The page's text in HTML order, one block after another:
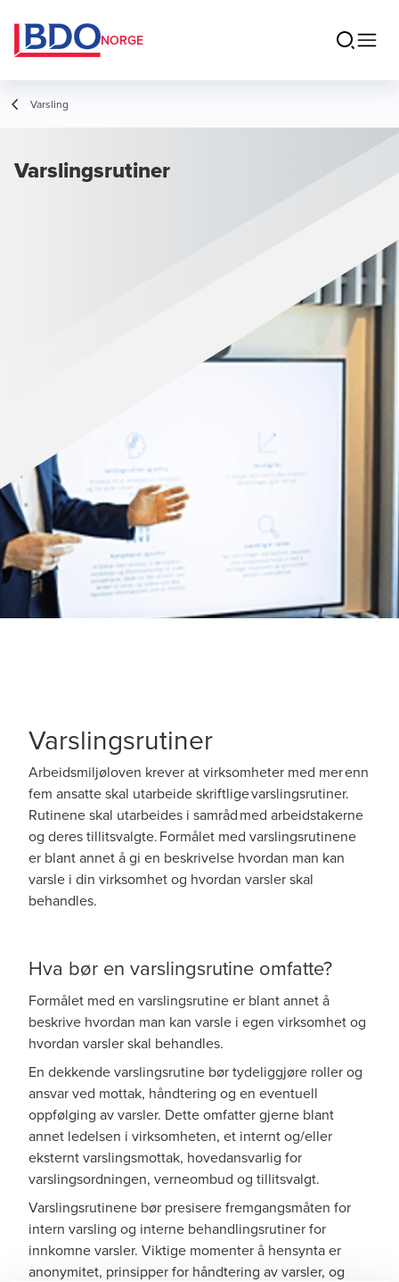
NORGE
Varsling
Varslingsrutiner
Varslingsrutiner
Arbeidsmiljøloven krever at virksomheter med mer enn
fem ansatte skal utarbeide skriftlige varslingsrutiner.
Rutinene skal utarbeides i samråd med arbeidstakerne
og deres tillitsvalgte. Formålet med varslingsrutinene
er blant annet å gi en beskrivelse hvordan man kan
varsle i din virksomhet og hvordan varsler skal
behandles.
Hva bør en varslingsrutine omfatte?
Formålet med en varslingsrutine er blant annet å
beskrive hvordan man kan varsle i egen virksomhet og
hvordan varsler skal behandles.
En dekkende varslingsrutine bør tydeliggjøre roller og
ansvar ved mottak, håndtering og en eventuell
oppfølging av varsler. Dette omfatter gjerne blant
annet ledelsen i virksomheten, et internt og/eller
eksternt varslingsmottak, hovedansvarlig for
varslingsordningen, verneombud og tillitsvalgt.
Varslingsrutinene bør presisere fremgangsmåten for
intern varsling og interne behandlingsrutiner for
innkomne varsler. Viktige momenter å hensynta er
anonymitet, prinsipper for håndtering av varsler, og